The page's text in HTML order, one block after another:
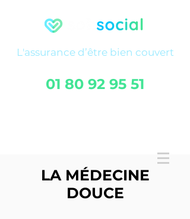
L'assurance d’êtrebien couvert
01 80 92 95 51
LA MÉDECINE
DOUCE